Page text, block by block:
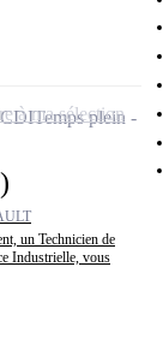
un Technicien de
Industrielle, vous
CDITemps plein
à ma sélection